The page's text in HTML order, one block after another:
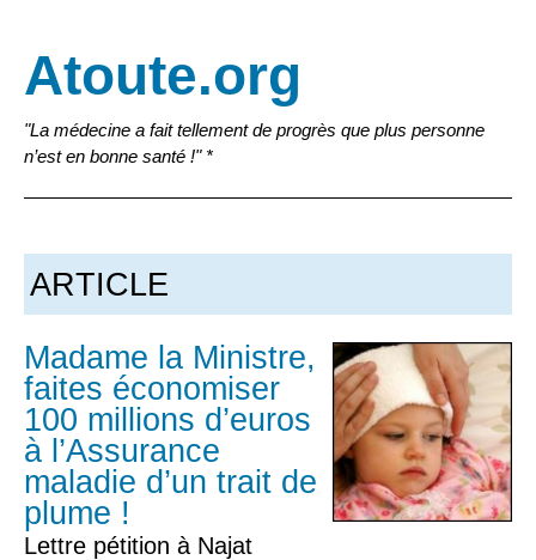
Atoute.org
"La médecine a fait tellement de progrès que plus personne
n’est en bonne santé !" *
ARTICLE
Madame la Ministre,
faites économiser
100 millions d’euros
à l’Assurance
maladie d’un trait de
plume !
Lettre pétition à Najat